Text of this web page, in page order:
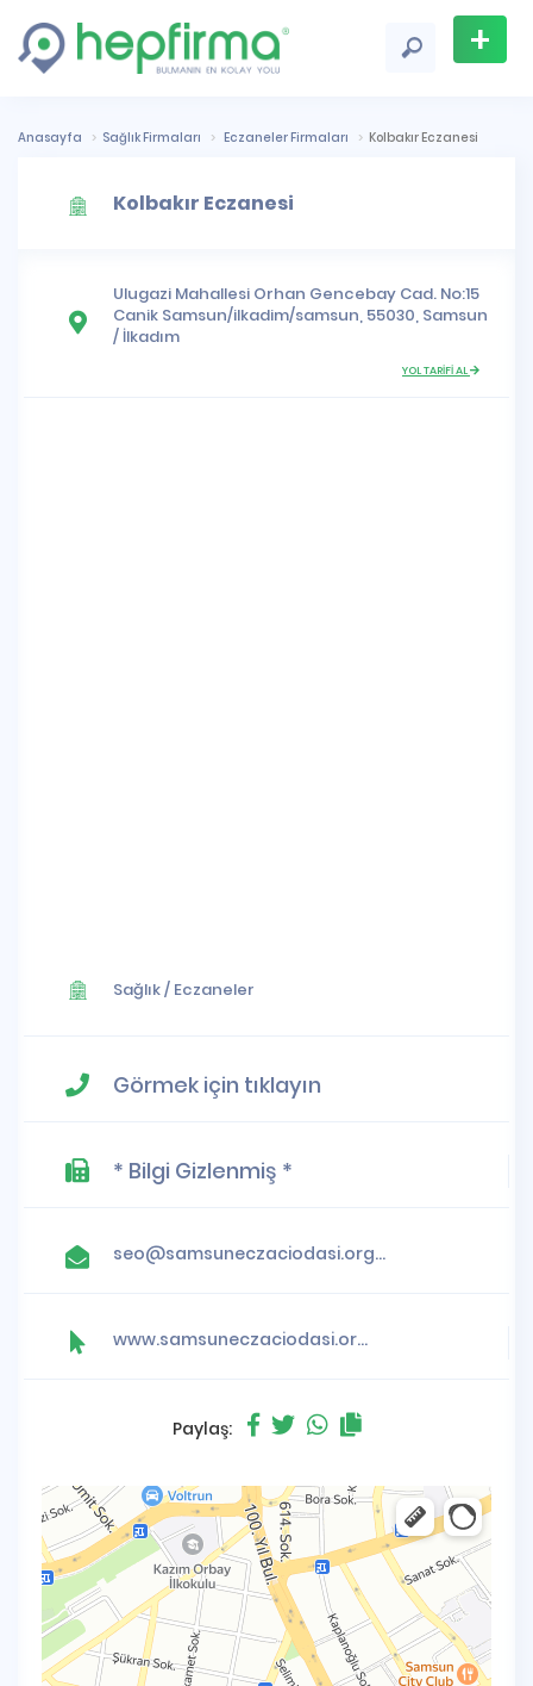
+
Ekle
Anasayfa Sağlık Firmaları Eczaneler Firmaları Kolbakır Eczanesi
Kolbakır Eczanesi
Ulugazi Mahallesi Orhan Gencebay Cad. No:15
Canik Samsun/ilkadim/samsun, 55030, Samsun
/ İlkadım
YOL TARİFİ AL
Sağlık/ Eczaneler
Görmek için tıklayın
* Bilgi Gizlenmiş *
seo@samsuneczaciodasi.org.tr
www.samsuneczaciodasi.org.tr
Paylaş: